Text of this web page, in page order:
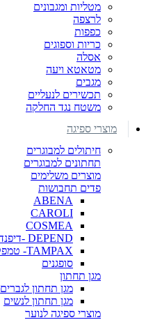
מטליות ומגבונים
לרצפה
כפפות
כריות וספוגים
אסלה
מטאטא ויעה
מגבים
תכשירים לנעליים
משטח נגד החלקה
מוצרי ספיגה
חיתולים למבוגרים
תחתונים למבוגרים
מוצרים משלימים
פדים תחבושות
ABENA
CAROLI
COSMEA
DEPEND -דיפנד
TAMPAX- טמפקס
סופגנים
מגן תחתון
מגן תחתון לגברים
מגן תחתון לנשים
מוצרי ספיגה לנוער